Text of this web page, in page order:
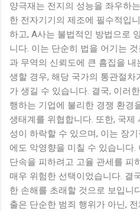
이 빌라는 넓은 공간과 개인적인
든 요소를 갖추고 있다. 나나가
고급스러우면서도 실용적인 면
생활은 그녀에게 편안하고 여유
대된다. 더불어 ...
양극재는 전지의 성능을 좌우하
한 전자기기의 제조에 필수적입
하고, A사는 불법적인 방법으로
니다. 이는 단순히 법을 어기는
과 무역의 신뢰도에 큰 흠집을
생할 경우, 해당 국가의 통관절차
가 생길 수 있습니다. 결국, 이러
행하는 기업에 불리한 경쟁 환경
생태계를 위협합니다. 또한, 국제
성이 하락할 수 있으며, 이는 장
에도 악영향을 미칠 수 있습니다
단속을 피하려고 고율 관세를 피
매우 위험한 선택이었습니다. 결
한 손해를 초래할 것으로 보입니
출은 단순한 범죄 행위가 아닌,